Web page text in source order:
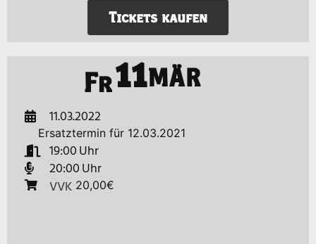
Tickets kaufen
Fr11MÄR
11.03.2022
Ersatztermin für 12.03.2021
19:00
20:00
VVK 20,00€